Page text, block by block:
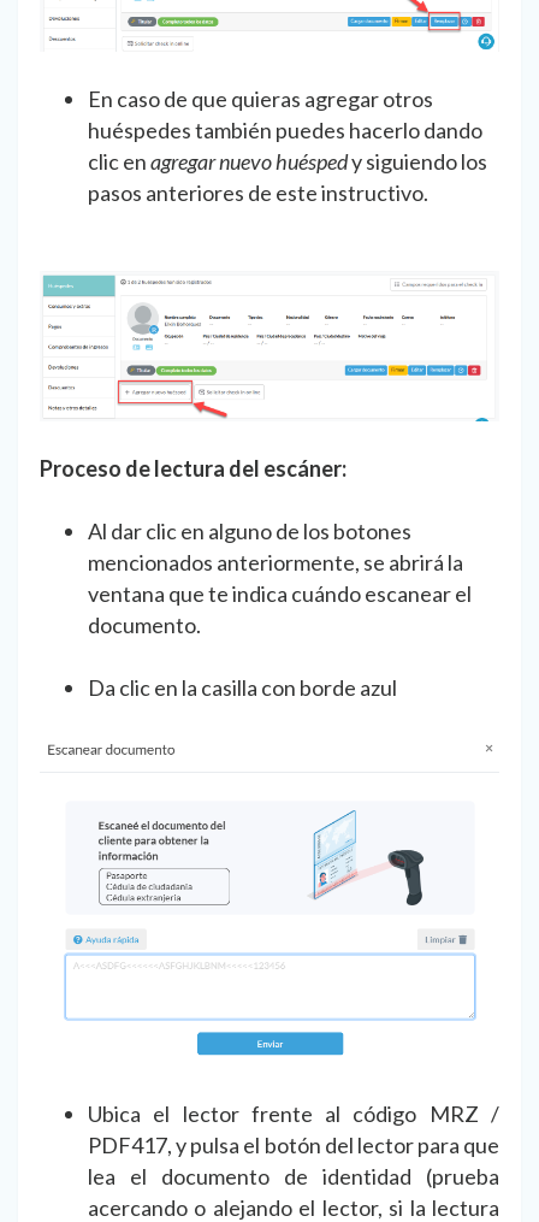
En caso de que quieras agregar otros
huéspedes también puedes hacerlo dando
clic enagregar nuevo huéspedy siguiendo los
pasos anteriores de este instructivo.
Proceso de lectura del escáner:
Al dar clic en alguno de los botones
mencionados anteriormente, se abrirá la
ventana que te indica cuándo escanear el
documento.
Da clic en la casilla con borde azul
Ubica el lector frente al código MRZ /
PDF417, y pulsa el botón del lector para que
lea el documento de identidad (prueba
acercando o alejando el lector, si la lectura